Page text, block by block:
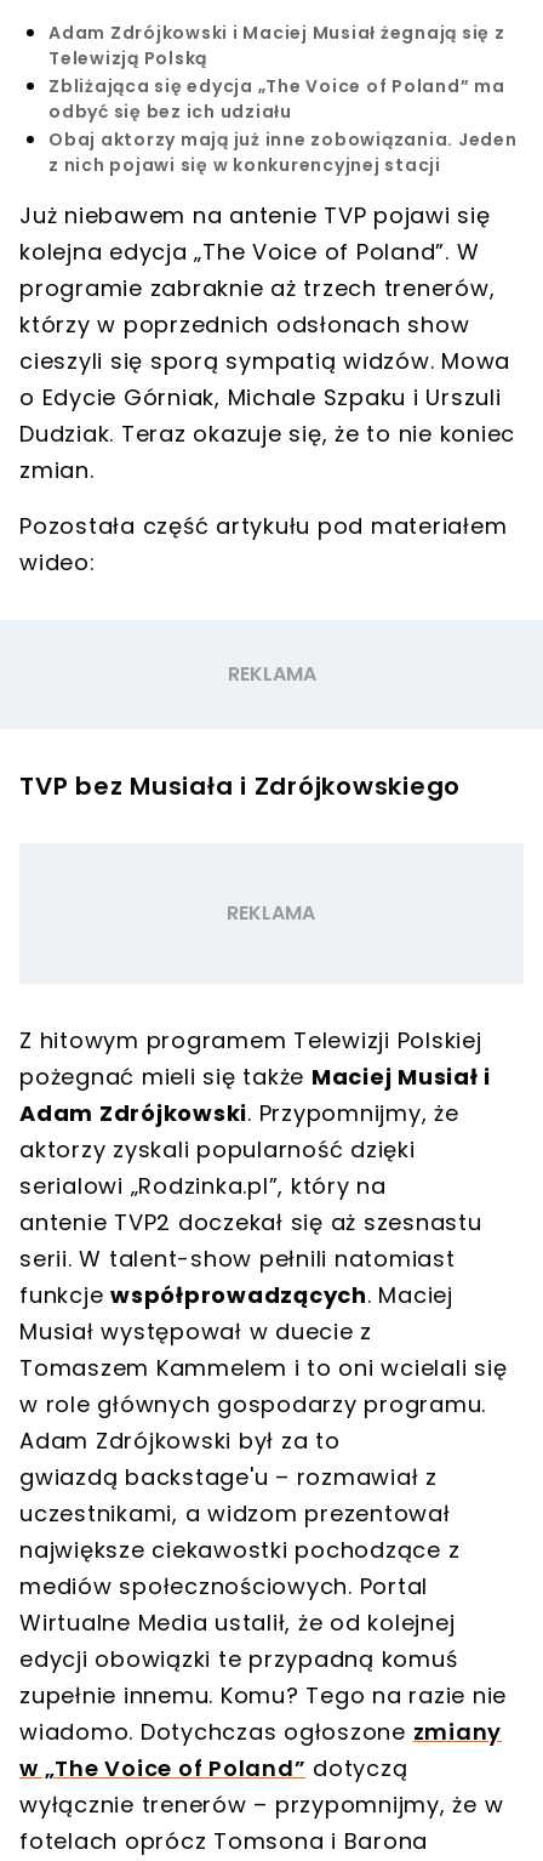
Adam Zdrójkowski i Maciej Musiał żegnają się z
Telewizją Polską
Zbliżająca się edycja „The Voice of Poland” ma
odbyć się bez ich udziału
Obaj aktorzy mają już inne zobowiązania. Jeden
z nich pojawi się w konkurencyjnej stacji
Już niebawem na antenie TVP pojawi się
kolejna edycja „The Voice of Poland”. W
programie zabraknie aż trzech trenerów,
którzy w poprzednich odsłonach show
cieszyli się sporą sympatią widzów. Mowa
o Edycie Górniak, Michale Szpaku i Urszuli
Dudziak. Teraz okazuje się, że to nie koniec
zmian.
Pozostała część artykułu pod materiałem
wideo:
TVP bez Musiała i Zdrójkowskiego
Z hitowym programem Telewizji Polskiej
pożegnać mieli się także Maciej Musiał i
Adam Zdrójkowski. Przypomnijmy, że
aktorzy zyskali popularność dzięki
serialowi „Rodzinka.pl”, który na
antenie TVP2 doczekał się aż szesnastu
serii. W talent-show pełnili natomiast
funkcje współprowadzących. Maciej
Musiał występował w duecie z
Tomaszem Kammelem i to oni wcielali się
w role głównych gospodarzy programu.
Adam Zdrójkowski był za to
gwiazdą backstage'u – rozmawiał z
uczestnikami, a widzom prezentował
największe ciekawostki pochodzące z
mediów społecznościowych. Portal
Wirtualne Media ustalił, że od kolejnej
edycji obowiązki te przypadną komuś
zupełnie innemu. Komu? Tego na razie nie
wiadomo. Dotychczas ogłoszone zmiany
w „The Voice of Poland” dotyczą
wyłącznie trenerów – przypomnijmy, że w
fotelach oprócz Tomsona i Barona